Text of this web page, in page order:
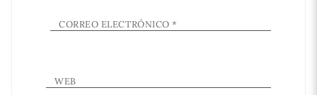
CORREO ELECTRÓNICO*
WEB